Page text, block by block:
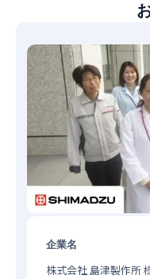
企業名
株式会社 島津製作所